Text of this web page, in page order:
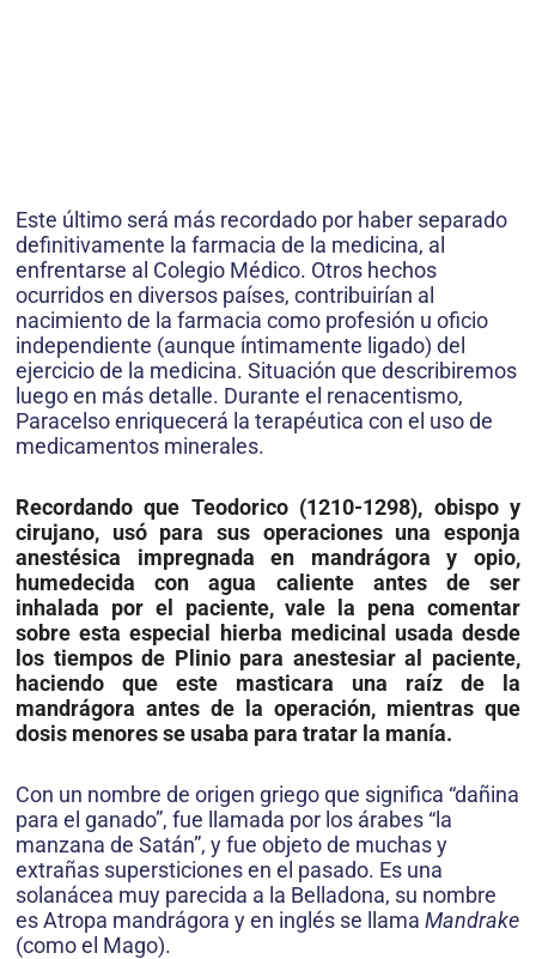
Este último será más recordado por haber separado
definitivamente la farmacia de la medicina, al
enfrentarse al Colegio Médico. Otros hechos
ocurridos en diversos países, contribuirían al
nacimiento de la farmacia como profesión u oficio
independiente (aunque íntimamente ligado) del
ejercicio de la medicina. Situación que describiremos
luego en más detalle. Durante el renacentismo,
Paracelso enriquecerá la terapéutica con el uso de
medicamentos minerales.
Recordando que Teodorico (1210-1298), obispo y
cirujano, usó para sus operaciones una esponja
anestésica impregnada en mandrágora y opio,
humedecida con agua caliente antes de ser
inhalada por el paciente, vale la pena comentar
sobre esta especial hierba medicinal usada desde
los tiempos de Plinio para anestesiar al paciente,
haciendo que este masticara una raíz de la
mandrágora antes de la operación, mientras que
dosis menores se usaba para tratar la manía.
Con un nombre de origen griego que significa “dañina
para el ganado”, fue llamada por los árabes “la
manzana de Satán”, y fue objeto de muchas y
extrañas supersticiones en el pasado. Es una
solanácea muy parecida a la Belladona, su nombre
es Atropa mandrágora y en inglés se llama Mandrake
(como el Mago).